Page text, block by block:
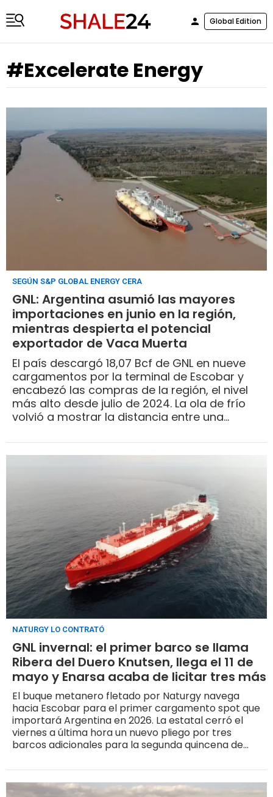
Global Edition
#Excelerate Energy
SEGÚN S&P GLOBAL ENERGY CERA
GNL: Argentina asumió las mayores
importaciones en junio en la región,
mientras despierta el potencial
exportador de Vaca Muerta
El país descargó 18,07 Bcf de GNL en nueve
cargamentos por la terminal de Escobar y
encabezó las compras de la región, el nivel
más alto desde julio de 2024. La ola de frío
volvió a mostrar la distancia entre una
sistema de transporte que se satura en el
pico del invierno
NATURGY LO CONTRATÓ
GNL invernal: el primer barco se llama
Ribera del Duero Knutsen, llega el 11 de
mayo y Enarsa acaba de licitar tres más
El buque metanero fletado por Naturgy navega
hacia Escobar para el primer cargamento spot que
importará Argentina en 2026. La estatal cerró el
viernes a última hora un nuevo pliego por tres
barcos adicionales para la segunda quincena de
dejaba abierta queda contestada: licitación, no
acuerdo bilateral